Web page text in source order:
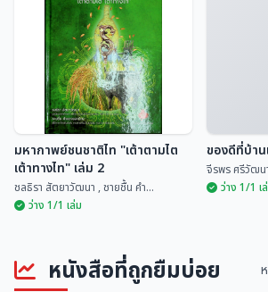
กินอ้อผะหญา
สนั่น ธรรมธิ
พระภิกษุ
มหากาพย์ชนชาติไท "เต้าตามไต
เต้าทางไท" เล่ม 2
ชลธิรา สัตยาวัฒนา ,...
มหากาพย์ชนชาติไท "เต้าตามไต
เต้าทางไท" เล่ม 2
ชลธิรา สัตยาวัฒนา , ชายชื้น คำ...
ว่าง 1/1 เล่ม
ของดีที่บ้
ของดีที่บ้าน
จีรพร ศรีวัฒน
ว่าง 1/1 เ
หนังสือที่ถูกยืมบ่อย